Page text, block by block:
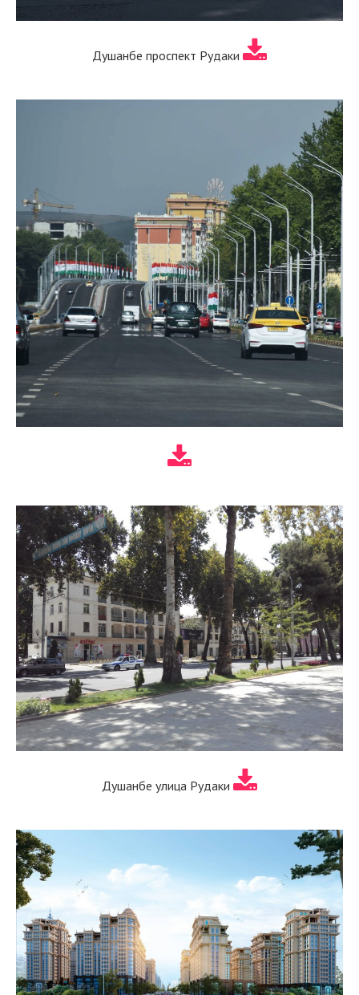
Душанбе проспект Рудаки
Душанбе улица Рудаки